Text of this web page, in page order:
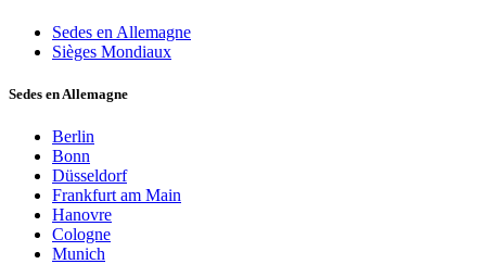
Sedes en Allemagne
Sièges Mondiaux
Sedes en Allemagne
Berlin
Bonn
Düsseldorf
Frankfurt am Main
Hanovre
Cologne
Munich